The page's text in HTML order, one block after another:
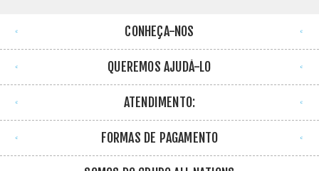
CONHEÇA-NOS
QUEREMOS AJUDÁ-LO
ATENDIMENTO:
FORMAS DE PAGAMENTO